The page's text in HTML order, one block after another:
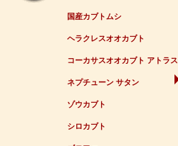
国産カブトムシ
ヘラクレスオオカブト
コーカサスオオカブト アトラス
ネプチューン サタン
ゾウカブト
シロカブト